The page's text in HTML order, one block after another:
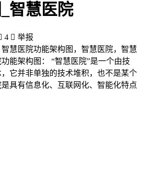
智慧医院
4  举报
慧医院功能架构图，智慧医院，智慧
能架构图： “智慧医院”是一个由技
它并非单独的技术堆积，也不是某个
具有信息化、互联网化、智能化特点